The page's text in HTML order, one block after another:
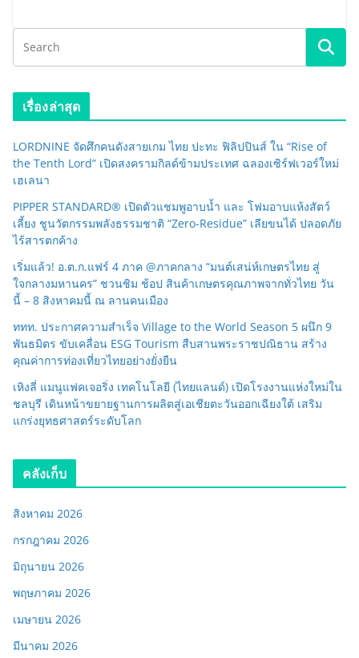
เรื่องล่าสุด
LORDNINE จัดศึกคนดังสายเกม ไทย ปะทะ ฟิลิปปินส์ ใน “Rise of
the Tenth Lord” เปิดสงครามกิลด์ข้ามประเทศ ฉลองเซิร์ฟเวอร์ใหม่
เฮเลนา
PIPPER STANDARD® เปิดตัวแชมพูอาบน้ำ และ โฟมอาบแห้งสัตว์
เลี้ยง ชูนวัตกรรมพลังธรรมชาติ “Zero-Residue” เลียขนได้ ปลอดภัย
ไร้สารตกค้าง
เริ่มแล้ว! อ.ต.ก.แฟร์ 4 ภาค @ภาคกลาง “มนต์เสน่ห์เกษตรไทย สู่
ใจกลางมหานคร” ชวนชิม ช้อป สินค้าเกษตรคุณภาพจากทั่วไทย วัน
นี้ – 8 สิงหาคมนี้ ณ ลานคนเมือง
ททท. ประกาศความสำเร็จ Village to the World Season 5 ผนึก 9
พันธมิตร ขับเคลื่อน ESG Tourism สืบสานพระราชปณิธาน สร้าง
คุณค่าการท่องเที่ยวไทยอย่างยั่งยืน
เหิงลี่ แมนูแฟคเจอริ่ง เทคโนโลยี (ไทยแลนด์) เปิดโรงงานแห่งใหม่ใน
ชลบุรี เดินหน้าขยายฐานการผลิตสู่เอเชียตะวันออกเฉียงใต้ เสริม
แกร่งยุทธศาสตร์ระดับโลก
คลังเก็บ
สิงหาคม 2026
กรกฎาคม 2026
มิถุนายน 2026
พฤษภาคม 2026
เมษายน 2026
มีนาคม 2026